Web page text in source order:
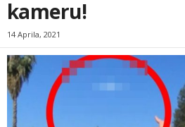
kameru!
14 Aprila, 2021